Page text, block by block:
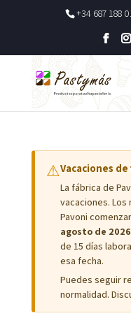
+34 687 188
⚠Vacaciones
La fábrica de
vacaciones.
Pavoni
agosto de 2026
de 15 días
esa fecha.
Puedes seguir
normalidad.